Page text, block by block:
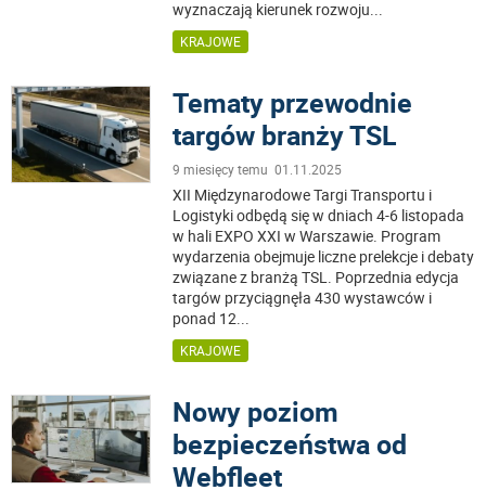
wyznaczają kierunek rozwoju...
KRAJOWE
Tematy przewodnie
targów branży TSL
9 miesięcy temu 01.11.2025
XII Międzynarodowe Targi Transportu i
Logistyki odbędą się w dniach 4-6 listopada
w hali EXPO XXI w Warszawie. Program
wydarzenia obejmuje liczne prelekcje i debaty
związane z branżą TSL. Poprzednia edycja
targów przyciągnęła 430 wystawców i
ponad 12...
KRAJOWE
Nowy poziom
bezpieczeństwa od
Webfleet